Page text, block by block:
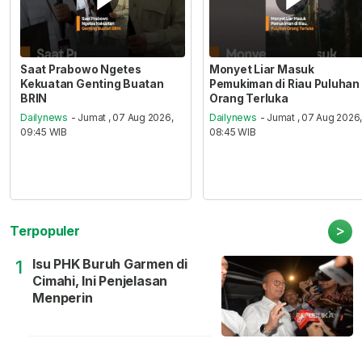
Saat Prabowo Ngetes
Kekuatan Genting Buatan
BRIN
Dailynews - Jumat , 07 Aug 2026,
09:45 WIB
Monyet Liar Masuk
Pemukiman di Riau Puluhan
Orang Terluka
Dailynews - Jumat , 07 Aug 2026,
08:45 WIB
Terpopuler >
1
Isu PHK Buruh Garmen di
Cimahi, Ini Penjelasan
Menperin